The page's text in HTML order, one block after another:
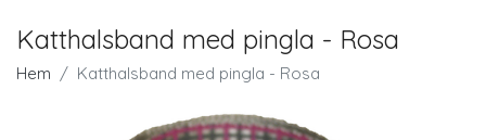
Katthalsband med pingla - Rosa
Hem Katthalsband med pingla - Rosa